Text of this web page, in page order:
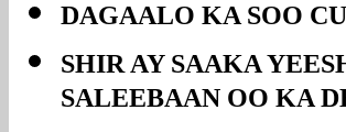
DAGAALO KA SOO
SHIR AY SAAKA
SALEEBAAN OO KA